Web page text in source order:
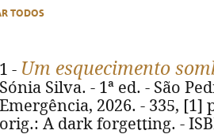
TODOS
1 - Um esquecimento
Sónia Silva. - 1ª ed. - São
Emergência, 2026. - 335, [1]
orig.: A dark forgetting. -